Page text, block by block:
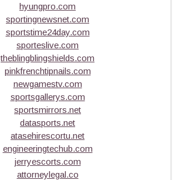
hyungpro.com
sportingnewsnet.com
sportstime24day.com
sporteslive.com
theblingblingshields.com
pinkfrenchtipnails.com
newgamestv.com
sportsgallerys.com
sportsmirrors.net
datasports.net
atasehirescortu.net
engineeringtechub.com
jerryescorts.com
attorneylegal.co